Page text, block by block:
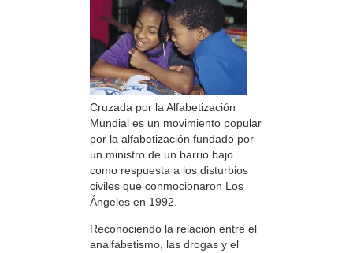
Cruzada por la Alfabetización
Mundial es un movimiento popular
por la alfabetización fundado por
un ministro de un barrio bajo
como respuesta a los disturbios
civiles que conmocionaron Los
Ángeles en 1992.
Reconociendo la relación entre el
analfabetismo, las drogas y el